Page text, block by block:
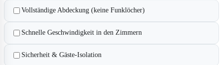
Vollständige Abdeckung (keine Funklöcher)
Schnelle Geschwindigkeit in den Zimmern
Sicherheit & Gäste-Isolation